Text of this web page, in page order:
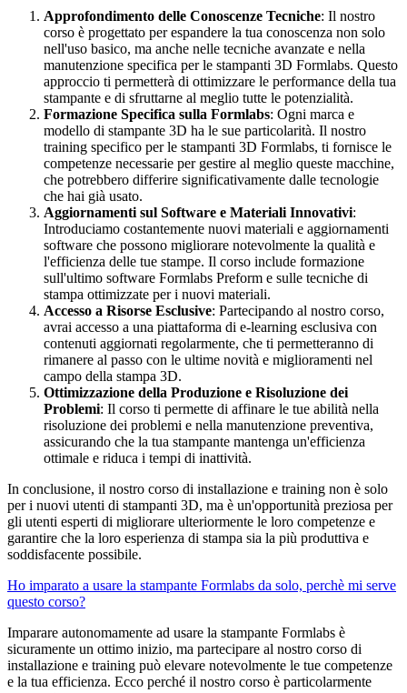
Approfondimento delle Conoscenze Tecniche: Il nostro
corso è progettato per espandere la tua conoscenza non solo
nell'uso basico, ma anche nelle tecniche avanzate e nella
manutenzione specifica per le stampanti 3D Formlabs. Questo
approccio ti permetterà di ottimizzare le performance della tua
stampante e di sfruttarne al meglio tutte le potenzialità.
Formazione Specifica sulla Formlabs: Ogni marca e
modello di stampante 3D ha le sue particolarità. Il nostro
training specifico per le stampanti 3D Formlabs, ti fornisce le
competenze necessarie per gestire al meglio queste macchine,
che potrebbero differire significativamente dalle tecnologie
che hai già usato.
Aggiornamenti sul Software e Materiali Innovativi:
Introduciamo costantemente nuovi materiali e aggiornamenti
software che possono migliorare notevolmente la qualità e
l'efficienza delle tue stampe. Il corso include formazione
sull'ultimo software Formlabs Preform e sulle tecniche di
stampa ottimizzate per i nuovi materiali.
Accesso a Risorse Esclusive: Partecipando al nostro corso,
avrai accesso a una piattaforma di e-learning esclusiva con
contenuti aggiornati regolarmente, che ti permetteranno di
rimanere al passo con le ultime novità e miglioramenti nel
campo della stampa 3D.
Ottimizzazione della Produzione e Risoluzione dei
Problemi: Il corso ti permette di affinare le tue abilità nella
risoluzione dei problemi e nella manutenzione preventiva,
assicurando che la tua stampante mantenga un'efficienza
ottimale e riduca i tempi di inattività.
In conclusione, il nostro corso di installazione e training non è solo
per i nuovi utenti di stampanti 3D, ma è un'opportunità preziosa per
gli utenti esperti di migliorare ulteriormente le loro competenze e
garantire che la loro esperienza di stampa sia la più produttiva e
soddisfacente possibile.
Ho imparato a usare la stampante Formlabs da solo, perchè mi serve
questo corso?
Imparare autonomamente ad usare la stampante Formlabs è
sicuramente un ottimo inizio, ma partecipare al nostro corso di
installazione e training può elevare notevolmente le tue competenze
e la tua efficienza. Ecco perché il nostro corso è particolarmente